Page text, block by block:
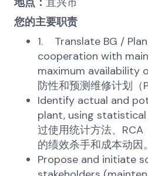
您的主要职责
1. Translate BG /
cooperation with
maximum availability
防性和预测维修计划（
Identify actual and
plant, using statistical
过使用统计方法、
的绩效杀手和成本动因。
Propose and initiate